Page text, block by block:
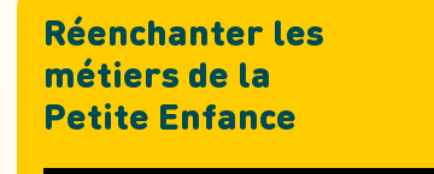
Réenchanter les
métiers de la
Petite Enfance